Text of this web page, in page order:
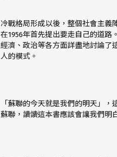
冷戰格局形成以後，整個社會主義
在1956年首先提出要走自己的道
經濟、政治等各方面詳盡地討論了
人的模式。
「蘇聯的今天就是我們的明天」
蘇聯，讀讀這本書應該會讓我們明